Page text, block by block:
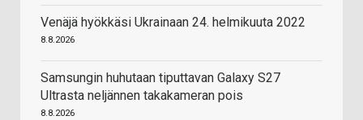
Venäjä hyökkäsi Ukrainaan 24. helmikuuta 2022
8.8.2026
Samsungin huhutaan tiputtavan Galaxy S27
Ultrasta neljännen takakameran pois
8.8.2026